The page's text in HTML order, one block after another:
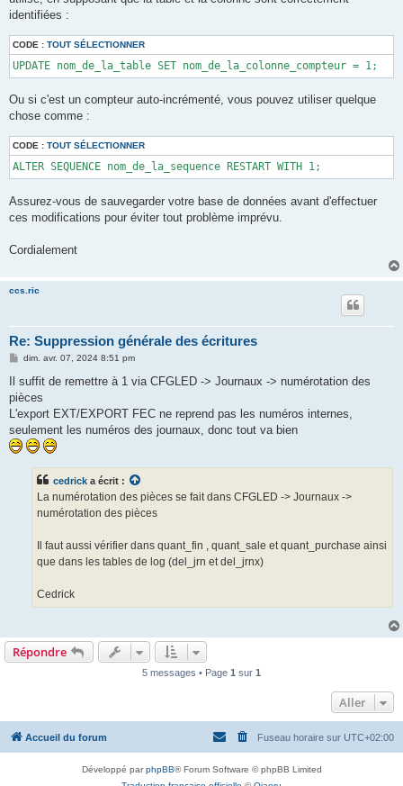
identifiées :
CODE : TOUT SÉLECTIONNER
UPDATE nom_de_la_table SET nom_de_la_colonne_compteur = 1;
Ou si c'est un compteur auto-incrémenté, vous pouvez utiliser quelque
chose comme :
CODE : TOUT SÉLECTIONNER
ALTER SEQUENCE nom_de_la_sequence RESTART WITH 1;
Assurez-vous de sauvegarder votre base de données avant d'effectuer
ces modifications pour éviter tout problème imprévu.
Cordialement
ccs.ric
Re: Suppression générale des écritures
M
s
a
g
dim. avr. 07, 2024 8:51 pm
Il suffit de remettre à 1 via CFGLED -> Journaux -> numérotation des
pièces
L'export EXT/EXPORT FEC ne reprend pas les numéros internes,
seulement les numéros des journaux, donc tout va bien
cedrick a écrit :
La numérotation des pièces se fait dans CFGLED -> Journaux ->
numérotation des pièces
Il faut aussi vérifier dans quant_fin , quant_sale et quant_purchase ainsi
que dans les tables de log (del_jrn et del_jrnx)
Cedrick
Répondre
5 messages • Page 1 sur 1
Aller
Accueil du forum Fuseau horaire sur UTC+02:00
Développé parphpBB® Forum Software © phpBB Limited